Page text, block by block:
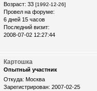
Возраст: 33 [1992-12-26]
Провел на форуме:
6 дней 15 часов
Последний визит:
2008-07-02 12:27:44
Картошка
Опытный участник
Откуда: Москва
Зарегистрирован: 2007-02-25